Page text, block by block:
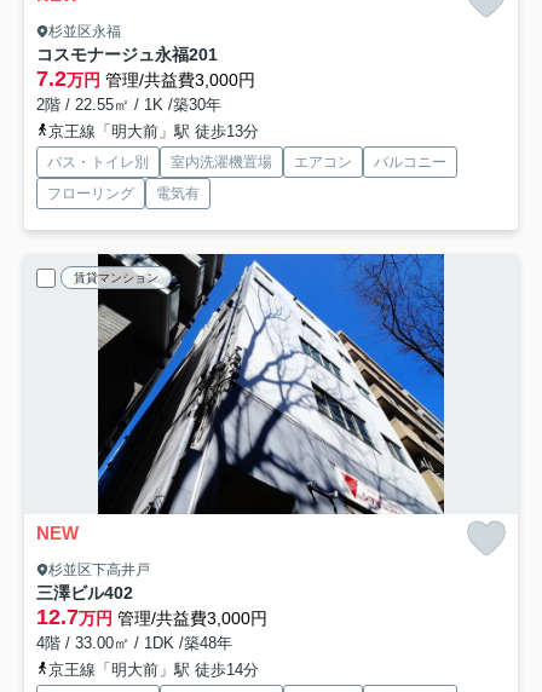
杉並区永福
コスモナージュ永福201
7.2万円 管理/共益費3,000円
2階 / 22.55㎡ / 1K /築30年
京王線「明大前」駅 徒歩13分
バス・トイレ別 室内洗濯機置場 エアコン
バルコニー
フローリング
電気有
賃貸マンション
NEW
杉並区下高井戸
三澤ビル402
12.7万円 管理/共益費3,000円
4階 / 33.00㎡ / 1DK /築48年
京王線「明大前」駅 徒歩14分